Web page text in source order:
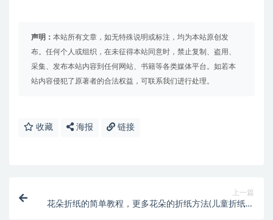
声明： 本站所有文章，如无特殊说明或标注，均为本站原创发
布。任何个人或组织，在未征得本站同意时，禁止复制、盗用、
采集、发布本站内容到任何网站、书籍等各类媒体平台。如若本
站内容侵犯了原著者的合法权益，可联系我们进行处理。
收藏 海报 链接
上一篇
花朵折纸的简单教程，更多花朵的折纸方法(儿童折纸花